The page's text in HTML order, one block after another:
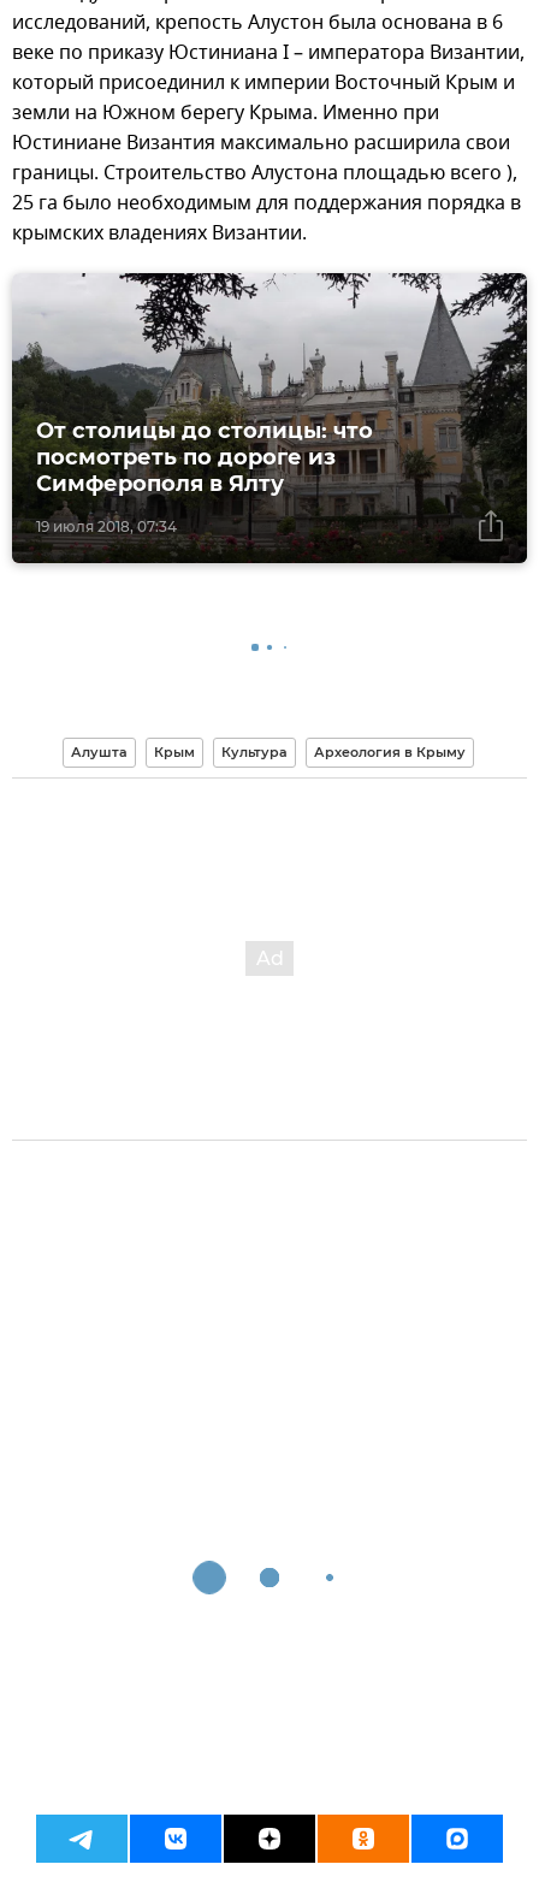
исследований, крепость Алустон была основана в 6
веке по приказу Юстиниана I – императора Византии,
который присоединил к империи Восточный Крым и
земли на Южном берегу Крыма. Именно при
Юстиниане Византия максимально расширила свои
границы. Строительство Алустона площадью всего ),
25 га было необходимым для поддержания порядка в
крымских владениях Византии.
19 июля 2018, 07:34
От столицы до столицы: что
посмотреть по дороге из
Симферополя в Ялту
Алушта Крым Культура Археология в Крыму